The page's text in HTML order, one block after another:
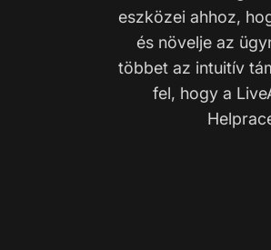
eszközei ahhoz,
és növelje az
többet az intuitív
fel, hogy a